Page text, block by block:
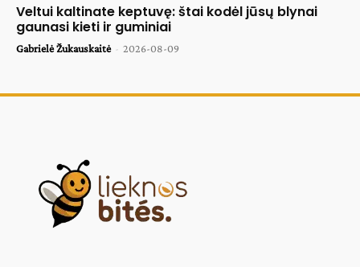
Veltui kaltinate keptuvę: štai kodėl jūsų blynai
gaunasi kieti ir guminiai
Gabrielė Žukauskaitė - 2026-08-09